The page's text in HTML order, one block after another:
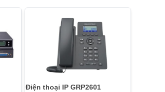
Điện thoại IP GRP2601